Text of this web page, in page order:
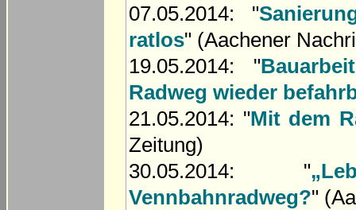
07.05.2014: "
ratlos" (Aachener
19.05.2014: "
Radweg wieder
21.05.2014: "Mit dem
Zeitung)
30.05.2014: "
Vennbahnradweg?"